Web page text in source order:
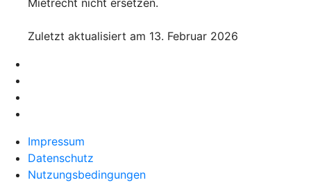
Zuletzt aktualisiert am 13. Februar 2026
Impressum
Datenschutz
Nutzungsbedingungen